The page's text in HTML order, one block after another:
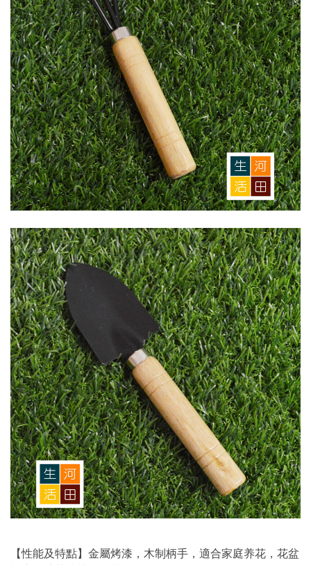
【性能及特點】金屬烤漆，木制柄手，適合家庭养花，花盆